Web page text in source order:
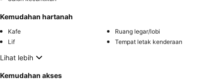
Kemudahan hartanah
Kafe
Ruang legar/lobi
Lif
Tempat letak kenderaan
Lihat lebih
Kemudahan akses